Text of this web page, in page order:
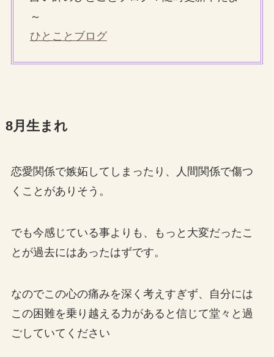
～
ひとことブログ
8月生まれ
恋愛関係で嫉妬してしまったり、人間関係で傷つ
くことがありそう。
でも今感じている事よりも、もっと大変だったこ
とが過去にはあったはずです。
なのでこの心の痛みを深く考えすぎず、自分には
この困難を乗り越える力があると信じて堂々と過
ごしていてください